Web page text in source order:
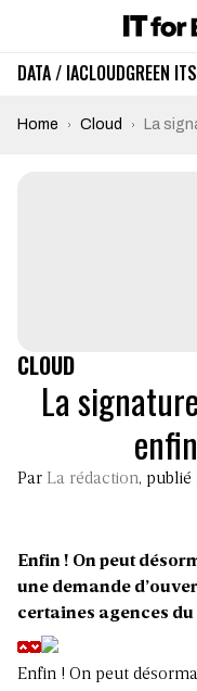
DATA / IACLOUDGREEN IT
Home Cloud La
CLOUD
La
Par La rédaction, publié
Enfin ! On peut
une demande
certaines agences du
Enfin ! On peut